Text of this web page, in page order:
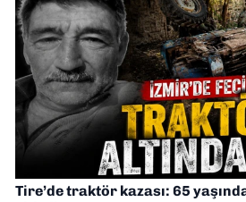
Tire’de traktör kazası: 65